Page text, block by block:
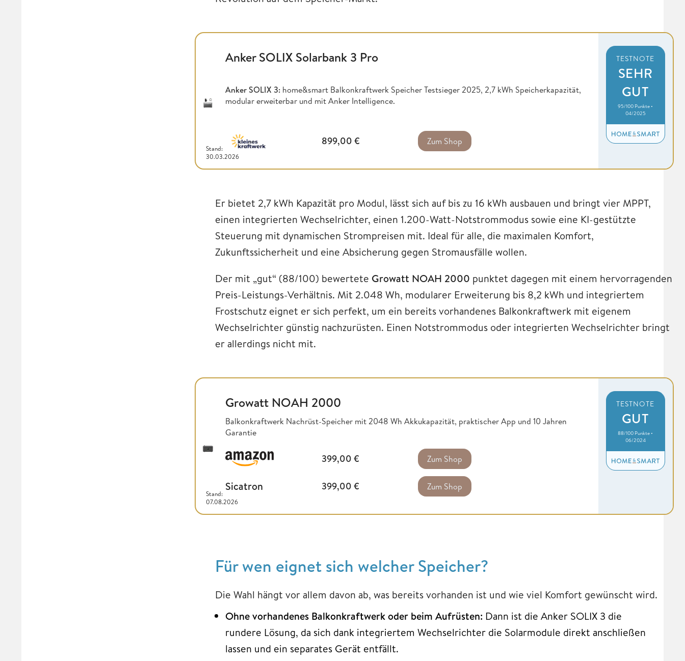
Stand:
30.03.2026
Anker SOLIX Solarbank 3 Pro
Anker SOLIX 3:home&smart Balkonkraftwerk Speicher Testsieger 2025, 2,7 kWh Speicherkapazität,
modular erweiterbar und mit Anker Intelligence.
899,00 € Zum Shop
TESTNOTE
SEHR
GUT
95/100 Punkte •
04/2025
Er bietet 2,7 kWh Kapazität pro Modul, lässt sich auf bis zu 16 kWh ausbauen und bringt vier MPPT,
einen integrierten Wechselrichter, einen 1.200-Watt-Notstrommodus sowie eine KI-gestützte
Steuerung mit dynamischen Strompreisen mit. Ideal für alle, die maximalen Komfort,
Zukunftssicherheit und eine Absicherung gegen Stromausfälle wollen.
Der mit „gut“ (88/100) bewertete Growatt NOAH 2000 punktet dagegen mit einem hervorragenden
Preis-Leistungs-Verhältnis. Mit 2.048 Wh, modularer Erweiterung bis 8,2 kWh und integriertem
Frostschutz eignet er sich perfekt, um ein bereits vorhandenes Balkonkraftwerk mit eigenem
Wechselrichter günstig nachzurüsten. Einen Notstrommodus oder integrierten Wechselrichter bringt
er allerdings nicht mit.
Stand:
07.08.2026
Growatt NOAH 2000
Balkonkraftwerk Nachrüst-Speicher mit 2048 Wh Akkukapazität, praktischer App und 10 Jahren
Garantie
399,00 € Zum Shop
Sicatron 399,00 € Zum Shop
TESTNOTE
GUT
88/100 Punkte •
06/2024
Für wen eignet sich welcher Speicher?
Die Wahl hängt vor allem davon ab, was bereits vorhanden ist und wie viel Komfort gewünscht wird.
Ohne vorhandenes Balkonkraftwerk oder beim Aufrüsten: Dann ist die Anker SOLIX 3 die
rundere Lösung, da sich dank integriertem Wechselrichter die Solarmodule direkt anschließen
lassen und ein separates Gerät entfällt.